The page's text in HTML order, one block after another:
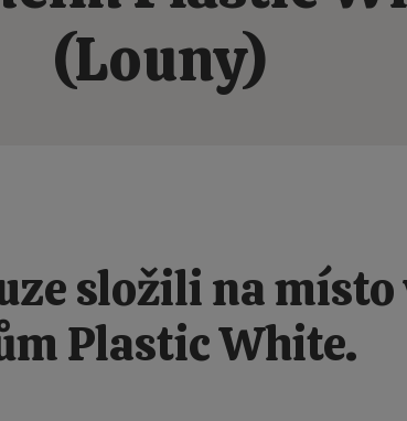
(Louny)
složili na
Plastic White.